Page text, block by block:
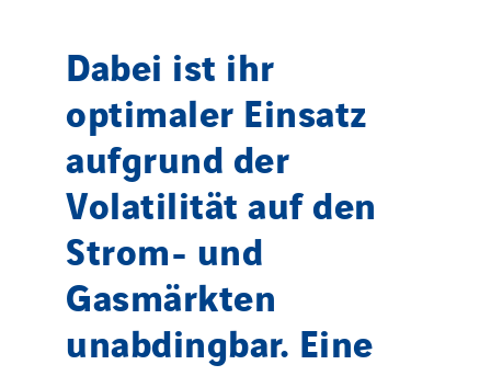
Dabei ist ihr
optimaler Einsatz
aufgrund der
Volatilität auf den
Strom- und
Gasmärkten
unabdingbar. Eine